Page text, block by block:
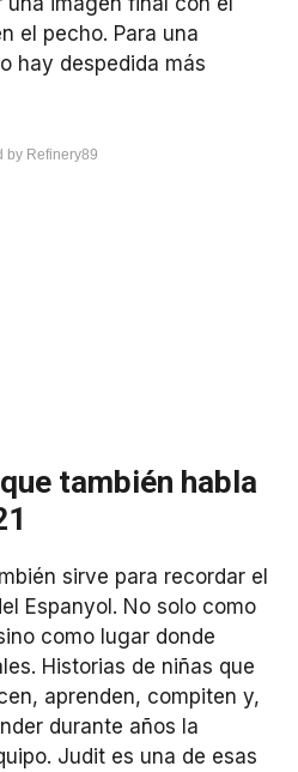
el pecho. Para una
hay despedida más
by Refinery89
también habla
sirve para recordar el
Espanyol. No solo como
como lugar donde
Historias de niñas que
aprenden, compiten y,
durante años la
Judit es una de esas